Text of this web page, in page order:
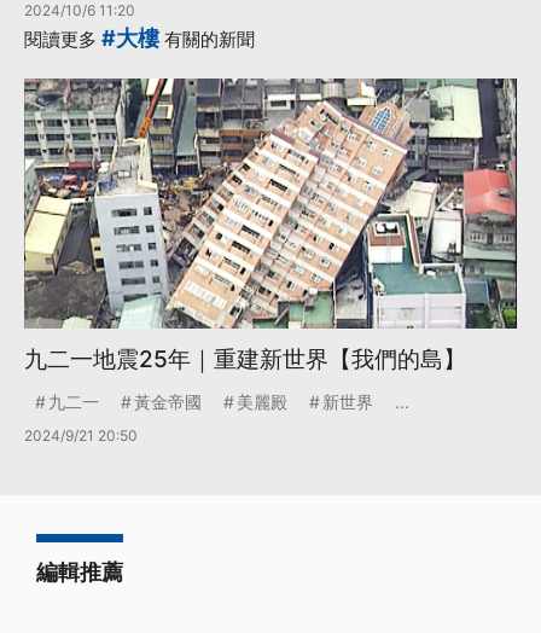
2024/10/6 11:20
閱讀更多 #大樓有關的新聞
九二一地震25年｜重建新世界【我們的島】
九二一 黃金帝國 美麗殿 新世界 ...
2024/9/21 20:50
編輯推薦